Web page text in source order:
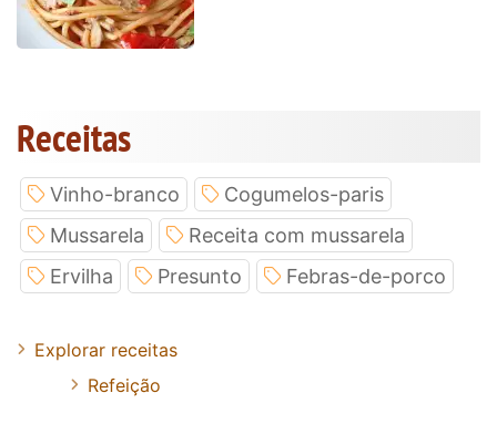
Receitas
Vinho-branco
Cogumelos-paris
Mussarela
Receita com mussarela
Ervilha
Presunto Febras-de-porco
Explorar receitas
Refeição